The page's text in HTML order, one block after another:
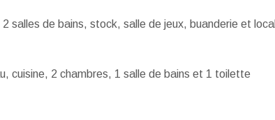
salles de bains, stock, salle de jeux, buanderie et local
cuisine, 2 chambres, 1 salle de bains et 1 toilette